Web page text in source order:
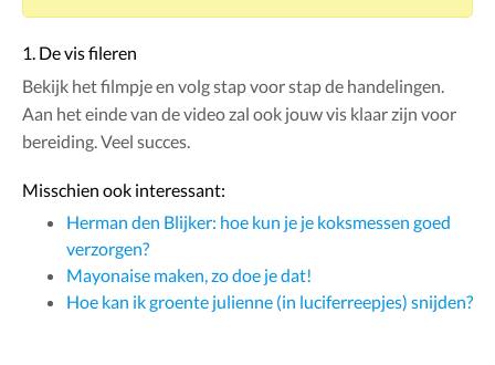
1. De vis fileren
Bekijk het filmpje en volg stap voor stap de handelingen.
Aan het einde van de video zal ook jouw vis klaar zijn voor
bereiding. Veel succes.
Misschien ook interessant:
Herman den Blijker: hoe kun je je koksmessen goed
verzorgen?
Mayonaise maken, zo doe je dat!
Hoe kan ik groente julienne (in luciferreepjes) snijden?